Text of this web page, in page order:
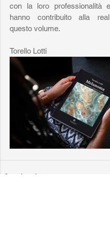
con la loro professionalità
hanno contribuito alla
questo volume.
Torello Lotti